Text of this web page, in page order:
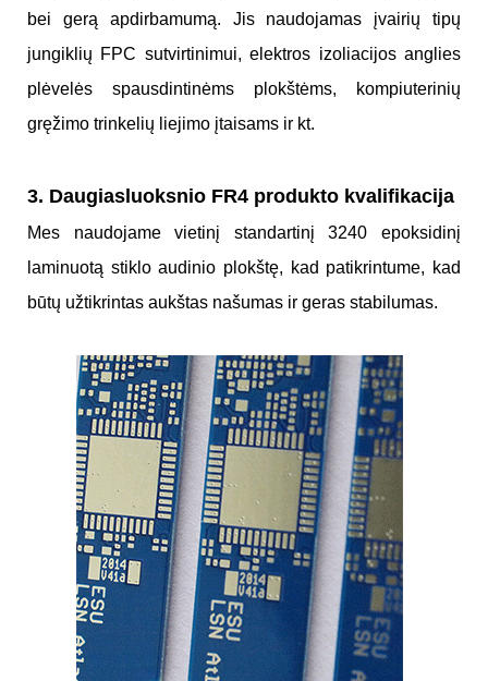
bei gerą apdirbamumą. Jis naudojamas įvairių tipų
jungiklių FPC sutvirtinimui, elektros izoliacijos anglies
plėvelės spausdintinėms plokštėms, kompiuterinių
gręžimo trinkelių liejimo įtaisams ir kt.
3. Daugiasluoksnio FR4 produkto kvalifikacija
Mes naudojame vietinį standartinį 3240 epoksidinį
laminuotą stiklo audinio plokštę, kad patikrintume, kad
būtų užtikrintas aukštas našumas ir geras stabilumas.